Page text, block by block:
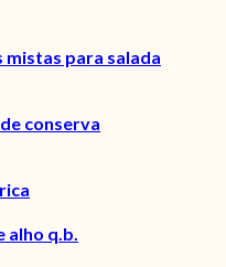
mistas para salada
conserva
alho q.b.